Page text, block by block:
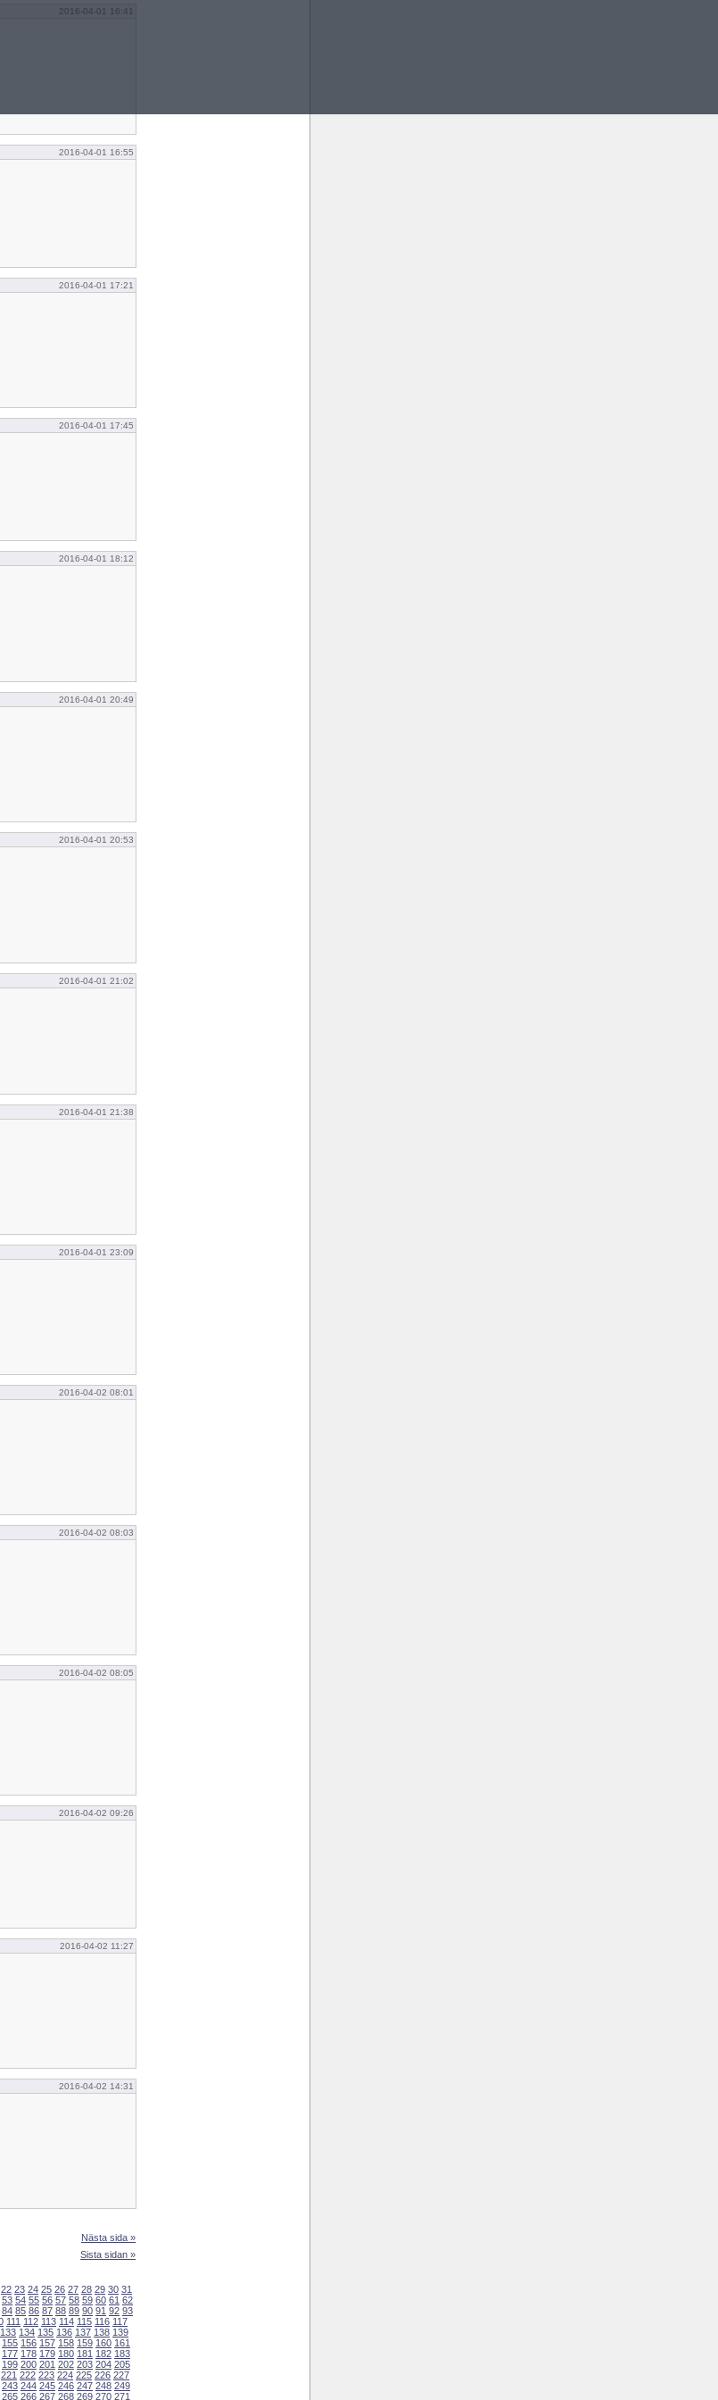
2016-04-01 16:41
2016-04-01 16:55
2016-04-01 17:21
2016-04-01 17:45
2016-04-01 18:12
2016-04-01 20:49
2016-04-01 20:53
2016-04-01 21:02
2016-04-01 21:38
2016-04-01 23:09
2016-04-02 08:01
2016-04-02 08:03
2016-04-02 08:05
2016-04-02 09:26
2016-04-02 11:27
2016-04-02 14:31
Nästa sida »
Sista sidan »
22 23 24 25 26 27 28 29 30 31
53 54 55 56 57 58 59 60 61 62
84 85 86 87 88 89 90 91 92 93
111 112 113 114 115 116 117
133 134 135 136 137 138 139
155 156 157 158 159 160 161
177 178 179 180 181 182 183
199 200 201 202 203 204 205
221 222 223 224 225 226 227
243 244 245 246 247 248 249
265 266 267 268 269 270 271